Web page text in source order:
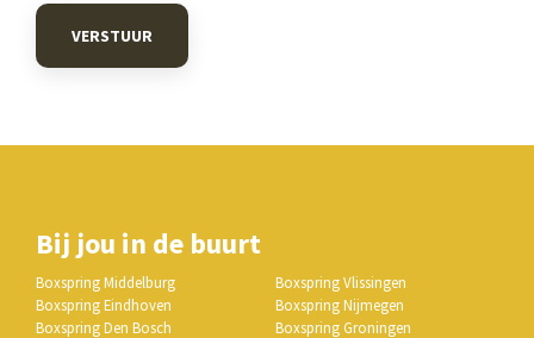
VERSTUUR
Bij jou in de buurt
Boxspring Middelburg
Boxspring Eindhoven
Boxspring Den Bosch
Boxspring Vlissingen
Boxspring Nijmegen
Boxspring Groningen